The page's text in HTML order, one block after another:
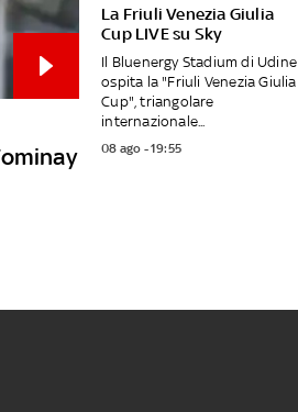
La Friuli Venezia Giulia
Cup LIVE su Sky
Il Bluenergy Stadium di Udine
ospita la "Friuli Venezia Giulia
Cup", triangolare
internazionale...
08 ago - 19:55